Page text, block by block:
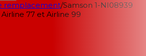
remplacement/Samson 1-NI08939
77 et Airline 99